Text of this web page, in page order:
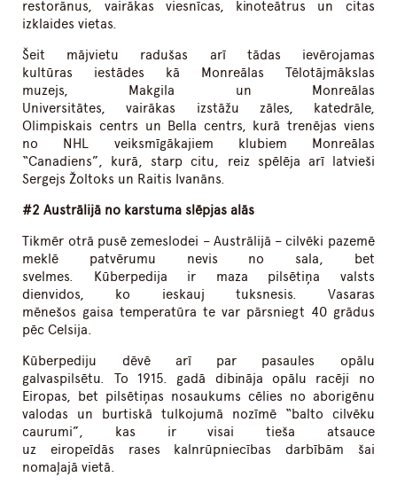
restorānus, vairākas viesnīcas, kinoteātrus un citas
izklaides vietas.
Šeit mājvietu radušas arī tādas ievērojamas
kultūras iestādes kā Monreālas Tēlotājmākslas
muzejs, Makgila un Monreālas
Universitātes, vairākas izstāžu zāles, katedrāle,
Olimpiskais centrs un Bella centrs, kurā trenējas viens
no NHL veiksmīgākajiem klubiem Monreālas
“Canadiens”, kurā, starp citu, reiz spēlēja arī latvieši
Sergejs Žoltoks un Raitis Ivanāns.
#2 Austrālijā no karstuma slēpjas alās
Tikmēr otrā pusē zemeslodei – Austrālijā – cilvēki pazemē
meklē patvērumu nevis no sala, bet
svelmes. Kūberpedija ir maza pilsētiņa valsts
dienvidos, ko ieskauj tuksnesis. Vasaras
mēnešos gaisa temperatūra te var pārsniegt 40 grādus
pēc Celsija.
Kūberpediju dēvē arī par pasaules opālu
galvaspilsētu. To 1915. gadā dibināja opālu racēji no
Eiropas, bet pilsētiņas nosaukums cēlies no aborigēnu
valodas un burtiskā tulkojumā nozīmē “balto cilvēku
caurumi”, kas ir visai tieša atsauce
uz eiropeīdās rases kalnrūpniecības darbībām šai
nomaļajā vietā.